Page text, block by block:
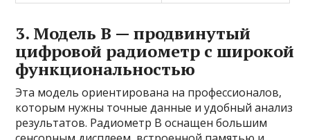
3. Модель В — продвинутый
цифровой радиометр с широкой
функциональностью
Эта модель ориентирована на профессионалов,
которым нужны точные данные и удобный анализ
результатов. Радиометр В оснащен большим